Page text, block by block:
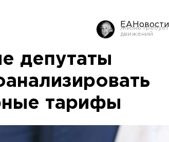
ЕАНовости
депутаты
тарифы